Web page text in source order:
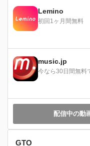
Lemino
初回1ヶ月間無料
music.jp
今なら30日間無料
配信中の動
GTO